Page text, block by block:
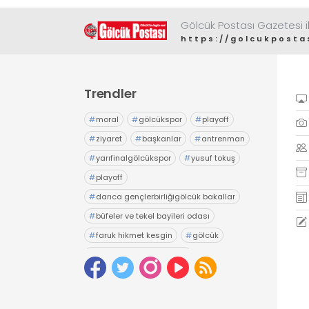
Gölcük Postası
https://
Trendler
#moral #gölcükspor #playoff
#ziyaret #başkanlar #antrenman
#yarıfinalgölcükspor #yusuf tokuş
#playoff
#darıca gençlerbirliğigölcük bakallar
#büfeler ve tekel bayileri odası
#faruk hikmet kesgin #gölcük
#gölcük belediyesiesnaf
# tuncay yıldız # seçim